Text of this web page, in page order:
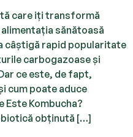
care iți transformă
sănătoasă
câștigă rapid popularitate
carbogazoase și
ce este, de fapt,
cum poate aduce
Este Kombucha?
obținută […]